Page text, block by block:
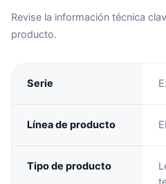
Revise la información técnica
producto.
Serie
Línea de producto
Tipo de producto